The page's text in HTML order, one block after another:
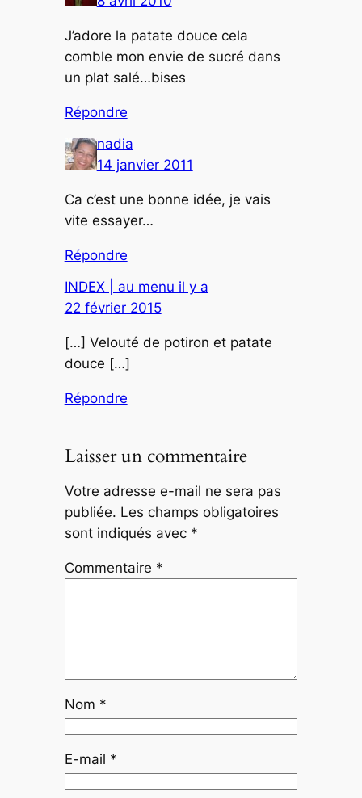
J’adore la patate douce cela
comble mon envie de sucré dans
un plat salé…bises
Répondre
nadia
14 janvier 2011
Ca c’est une bonne idée, je vais
vite essayer…
Répondre
INDEX | au menu il y a
22 février 2015
[…] Velouté de potiron et patate
douce […]
Répondre
Laisser un commentaire
Votre adresse e-mail ne sera pas
publiée. Les champs obligatoires
sont indiqués avec *
Commentaire *
Nom *
E-mail *